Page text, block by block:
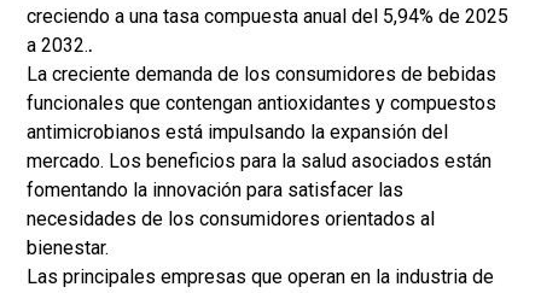
creciendo a una tasa compuesta anual del 5,94% de 2025
a 2032..
La creciente demanda de los consumidores de bebidas
funcionales que contengan antioxidantes y compuestos
antimicrobianos está impulsando la expansión del
mercado. Los beneficios para la salud asociados están
fomentando la innovación para satisfacer las
necesidades de los consumidores orientados al
bienestar.
Las principales empresas que operan en la industria de